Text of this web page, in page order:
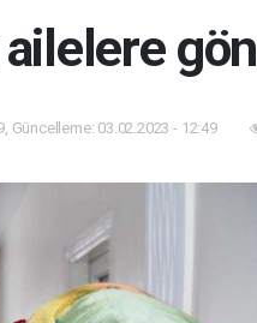
Güncelleme: 03.02.2023 - 12:49